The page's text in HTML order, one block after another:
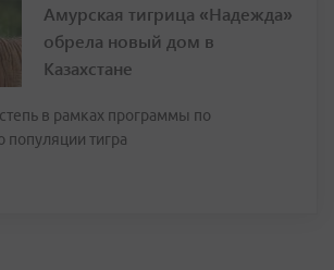
Амурская тигрица «Надежда»
обрела новый дом в
Казахстане
в рамках программы по
популяции тигра